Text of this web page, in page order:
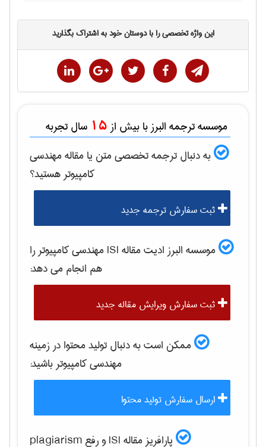
این واژه تخصصی را با دوستان خود به اشتراک بگذارید
موسسه ترجمه البرز با بیش از 15 سال تجربه
به دنبال ترجمه تخصصی متن یا مقالهمهندسی
كامپيوترهستید؟
ثبت سفارش ترجمه جدید
موسسه البرز ادیت مقاله ISI مهندسی كامپيوتررا
هم انجام می دهد:
ثبت سفارش ویرایش مقاله جدید
ممکن است به دنبال تولید محتوا در زمینه
مهندسی كامپيوترباشید:
ارسال سفارش تولید محتوا
پارافریز مقاله ISI و رفع plagiarism